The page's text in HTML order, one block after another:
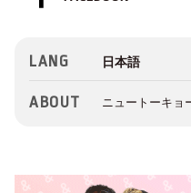
LANG
ABOUT ニュートーキョ